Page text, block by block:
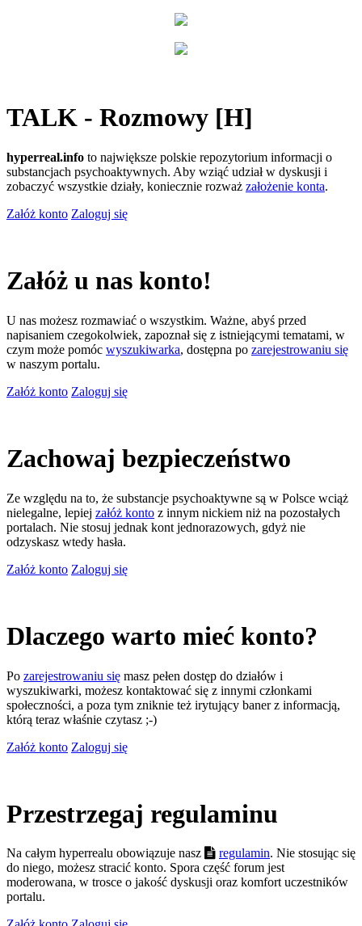
TALK - Rozmowy [H]
hyperreal.info to największe polskie repozytorium informacji o
substancjach psychoaktywnych. Aby wziąć udział w dyskusji i
zobaczyć wszystkie działy, koniecznie rozważ założenie konta.
Załóż konto Zaloguj się
Załóż u nas konto!
U nas możesz rozmawiać o wszystkim. Ważne, abyś przed
napisaniem czegokolwiek, zapoznał się z istniejącymi tematami, w
czym może pomóc wyszukiwarka, dostępna po zarejestrowaniu się
w naszym portalu.
Załóż konto Zaloguj się
Zachowaj bezpieczeństwo
Ze względu na to, że substancje psychoaktywne są w Polsce wciąż
nielegalne, lepiej załóż konto z innym nickiem niż na pozostałych
portalach. Nie stosuj jednak kont jednorazowych, gdyż nie
odzyskasz wtedy hasła.
Załóż konto Zaloguj się
Dlaczego warto mieć konto?
Po zarejestrowaniu się masz pełen dostęp do działów i
wyszukiwarki, możesz kontaktować się z innymi członkami
społeczności, a poza tym zniknie też irytujący baner z informacją,
którą teraz właśnie czytasz ;-)
Załóż konto Zaloguj się
Przestrzegaj regulaminu
Na całym hyperrealu obowiązuje nasz regulamin. Nie stosując się
do niego, możesz stracić konto. Spora część forum jest
moderowana, w trosce o jakość dyskusji oraz komfort uczestników
portalu.